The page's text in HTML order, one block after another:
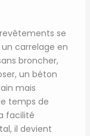
se
carrelage en
broncher,
un béton
mais
temps de
facilité
il devient